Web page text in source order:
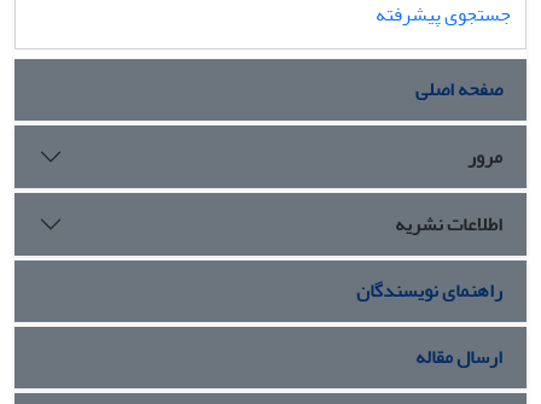
جستجوی پیشرفته
صفحه اصلی
مرور
اطلاعات نشریه
راهنمای نویسندگان
ارسال مقاله